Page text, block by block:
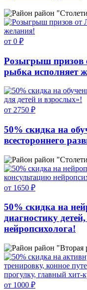
район
от 0 ₽
Розыгрыш призов
рыбка исполняет
от 2750 ₽
50% скидка на
всестороннего
район
от 1650 ₽
50% скидка на
диагностику
нейропсихолога!
район "Вторая
от 1000 ₽